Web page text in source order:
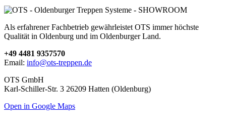
Als erfahrener Fachbetrieb gewährleistet OTS immer höchste
Qualität in Oldenburg und im Oldenburger Land.
+49 4481 9357570
Email: info@ots-treppen.de
OTS GmbH
Karl-Schiller-Str. 3 26209 Hatten (Oldenburg)
Open in Google Maps